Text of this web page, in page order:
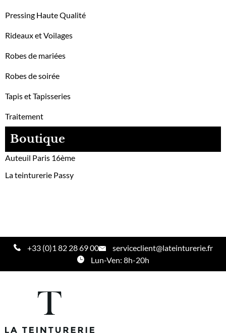
Pressing Haute Qualité
Rideaux et Voilages
Robes de mariées
Robes de soirée
Tapis et Tapisseries
Traitement
Boutique
Auteuil Paris 16ème
La teinturerie Passy
+33 (0)1 82 28 69 00
serviceclient@lateinturerie.fr
Lun-Ven: 8h-20h